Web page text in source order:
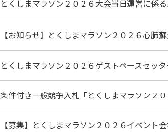
とくしまマラソン２０２６大会当日運営に係
【お知らせ】とくしまマラソン２０２６心肺
とくしまマラソン２０２６ゲストペースセッタ
条件付き一般競争入札「とくしまマラソン２
【募集】とくしまマラソン２０２６イベント